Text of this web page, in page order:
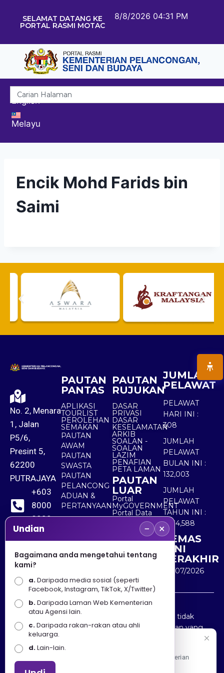
SELAMAT DATANG KE
PORTAL RASMI MOTAC
8/8/2026 04:31 PM
English
Melayu
Encik Mohd Farids bin
Saimi
No. 2, Menara
1, Jalan
P5/6,
Presint 5,
62200
PUTRAJAYA
+603
8000
8000
+603
8891
7100
PAUTAN
PANTAS
APLIKASI
TOURLIST
PEROLEHAN
SEMAKAN
PAUTAN
AWAM
PAUTAN
SWASTA
PAUTAN
PELANCONG
ADUAN &
PERTANYAAN
PAUTAN
RUJUKAN
DASAR
PRIVASI
DASAR
KESELAMATAN
ARKIB
SOALAN -
SOALAN
LAZIM
PENAFIAN
PETA LAMAN
PAUTAN
LUAR
Portal
MyGOVERNMENT
Portal Data
Terbuka
Sektor Awam
JUMLAH
PELAWAT
PELAWAT
HARI INI :
308
JUMLAH
PELAWAT
BULAN INI :
132,003
JUMLAH
PELAWAT
TAHUN INI :
5,534,588
KEMAS
KINI
TERAKHIR
30/07/2026
Penafian : Kerajaan Malaysia dan Kementerian
Pelancongan Seni dan Budaya (MOTAC) adalah tidak
bertanggungjawab atas kehilangan atau kerugian yang
disebabkan oleh penggunaan mana-mana maklumat
yang diperolehi dari portal ini.
Undian − ×
Bagaimana anda mengetahui tentang
kami?
a.Daripada media sosial (seperti
Facebook, Instagram, TikTok, X/Twitter)
b.Daripada Laman Web Kementerian
atau Agensi lain.
c.Daripada rakan-rakan atau ahli
keluarga.
d.Lain-lain.
Apa Khabar! Selamat datang ke Portal Rasmi Kementerian
Pelancongan, Seni dan Budaya